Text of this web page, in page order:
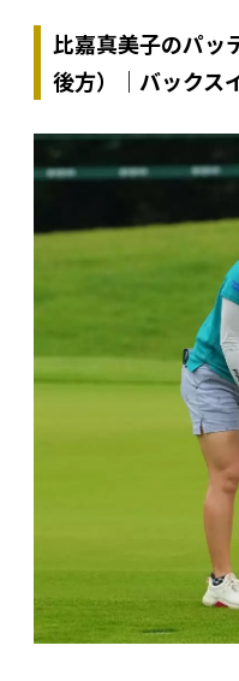
比嘉真美子のパッ
後方）｜バックス